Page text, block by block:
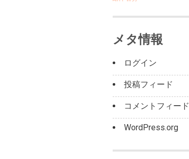
メタ情報
ログイン
投稿フィード
コメントフィード
WordPress.org